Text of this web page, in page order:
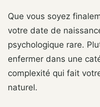
Que vous soyez
votre date de
psychologique rare.
enfermer dans une
complexité qui fait
naturel.